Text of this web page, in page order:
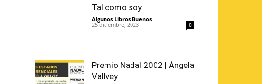
Tal como soy
Algunos Libros Buenos -
25 diciembre, 2023 0
Premio Nadal 2002 | Ángela
Vallvey